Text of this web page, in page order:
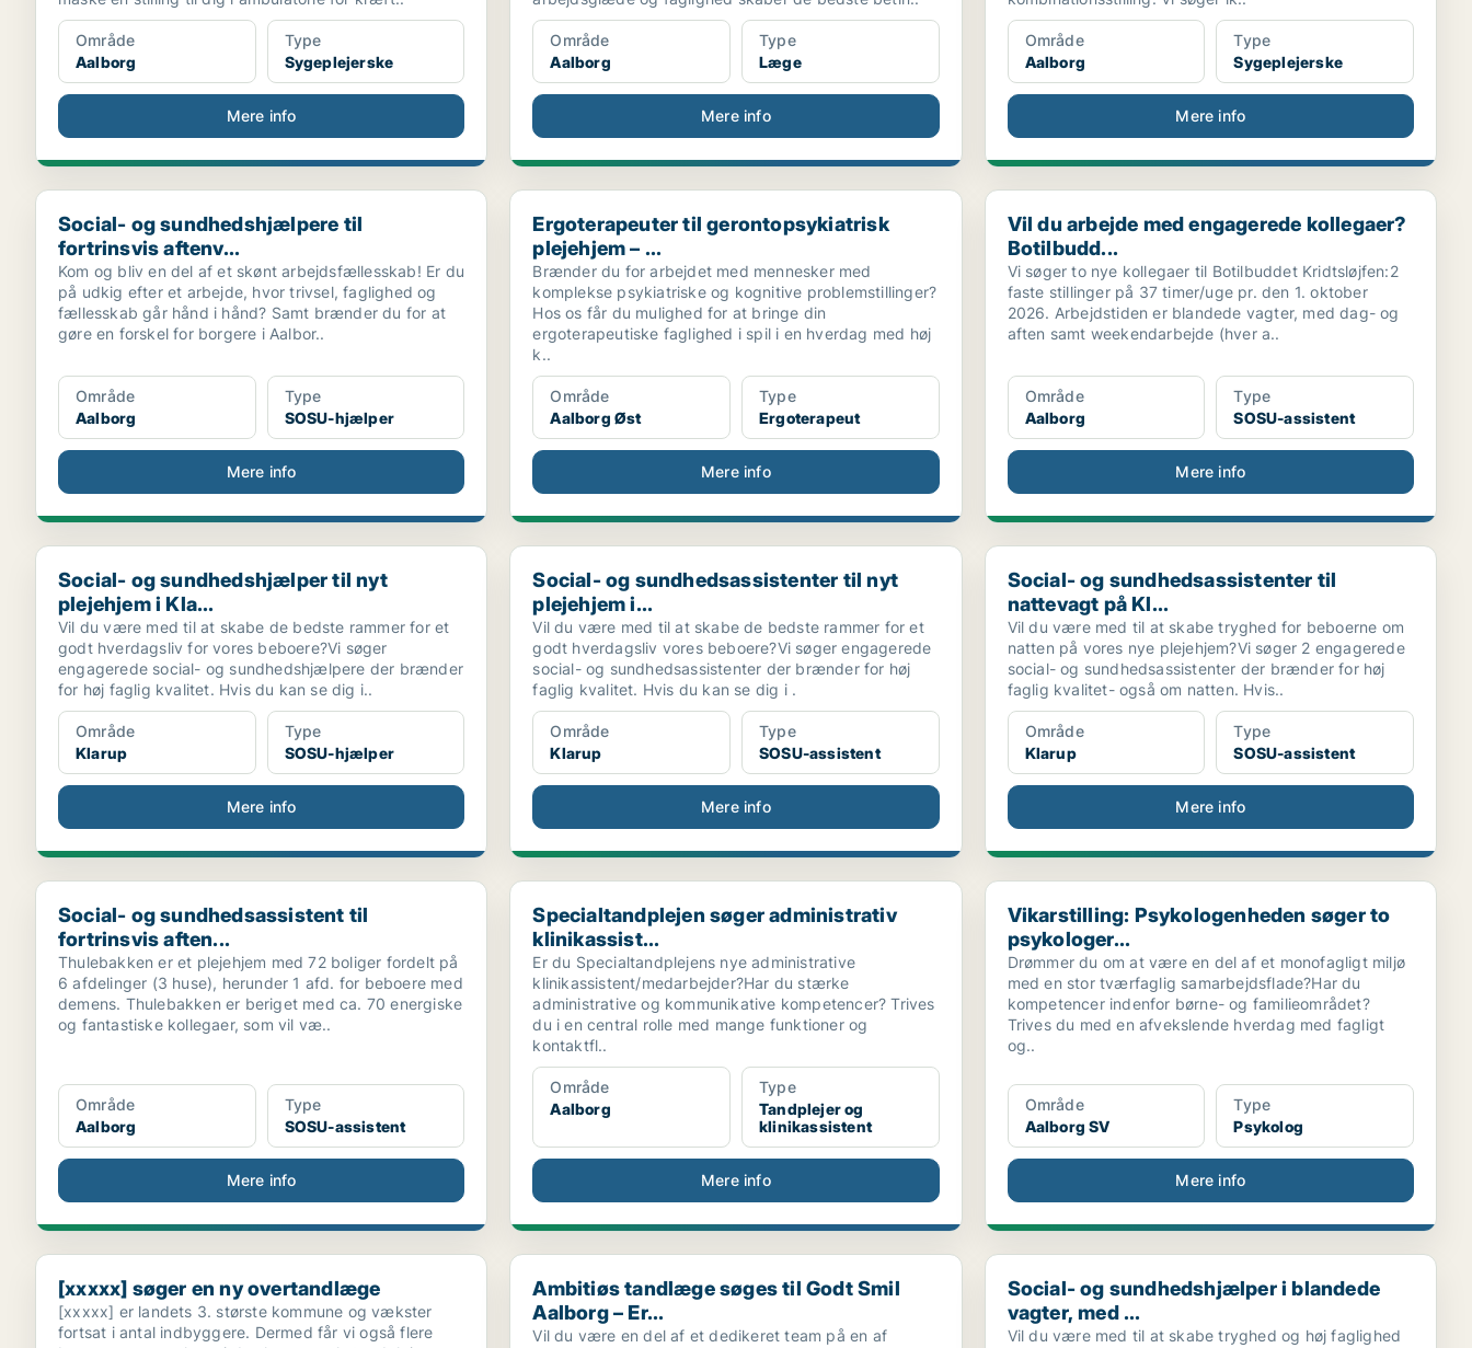
Område
Aalborg
Type
Sygeplejerske
Mere info
Område
Aalborg
Type
Læge
Mere info
Område
Aalborg
Type
Sygeplejerske
Mere info
Social- og sundhedshjælpere til fortrinsvis aftenv...
Social- og sundhedshjælpere til
fortrinsvis aftenv...
Kom og bliv en del af et skønt arbejdsfællesskab! Er du
på udkig efter et arbejde, hvor trivsel, faglighed og
fællesskab går hånd i hånd? Samt brænder du for at
gøre en forskel for borgere i Aalbor..
Område
Aalborg
Type
SOSU-hjælper
Mere info
Ergoterapeuter til gerontopsykiatrisk plejehjem – ...
Ergoterapeuter til gerontopsykiatrisk
plejehjem – ...
Brænder du for arbejdet med mennesker med
komplekse psykiatriske og kognitive problemstillinger?
Hos os får du mulighed for at bringe din
ergoterapeutiske faglighed i spil i en hverdag med høj
k..
Område
Aalborg Øst
Type
Ergoterapeut
Mere info
Vil du arbejde med engagerede kollegaer? Botilbudd...
Vil du arbejde med engagerede kollegaer?
Botilbudd...
Vi søger to nye kollegaer til Botilbuddet Kridtsløjfen:2
faste stillinger på 37 timer/uge pr. den 1. oktober
2026. Arbejdstiden er blandede vagter, med dag- og
aften samt weekendarbejde (hver a..
Område
Aalborg
Type
SOSU-assistent
Mere info
Social- og sundhedshjælper til nyt plejehjem i Kla...
Social- og sundhedshjælper til nyt
plejehjem i Kla...
Vil du være med til at skabe de bedste rammer for et
godt hverdagsliv for vores beboere?Vi søger
engagerede social- og sundhedshjælpere der brænder
for høj faglig kvalitet. Hvis du kan se dig i..
Område
Klarup
Type
SOSU-hjælper
Mere info
Social- og sundhedsassistenter til nyt plejehjem i...
Social- og sundhedsassistenter til nyt
plejehjem i...
Vil du være med til at skabe de bedste rammer for et
godt hverdagsliv vores beboere?Vi søger engagerede
social- og sundhedsassistenter der brænder for høj
faglig kvalitet. Hvis du kan se dig i .
Område
Klarup
Type
SOSU-assistent
Mere info
Social- og sundhedsassistenter til nattevagt på Kl...
Social- og sundhedsassistenter til
nattevagt på Kl...
Vil du være med til at skabe tryghed for beboerne om
natten på vores nye plejehjem?Vi søger 2 engagerede
social- og sundhedsassistenter der brænder for høj
faglig kvalitet- også om natten. Hvis..
Område
Klarup
Type
SOSU-assistent
Mere info
Social- og sundhedsassistent til fortrinsvis aften...
Social- og sundhedsassistent til
fortrinsvis aften...
Thulebakken er et plejehjem med 72 boliger fordelt på
6 afdelinger (3 huse), herunder 1 afd. for beboere med
demens. Thulebakken er beriget med ca. 70 energiske
og fantastiske kollegaer, som vil væ..
Område
Aalborg
Type
SOSU-assistent
Mere info
Specialtandplejen søger administrativ klinikassist...
Specialtandplejen søger administrativ
klinikassist...
Er du Specialtandplejens nye administrative
klinikassistent/medarbejder?Har du stærke
administrative og kommunikative kompetencer? Trives
du i en central rolle med mange funktioner og
kontaktfl..
Område
Aalborg
Type
Tandplejer og
klinikassistent
Mere info
Vikarstilling: Psykologenheden søger to psykologer...
Vikarstilling: Psykologenheden søger to
psykologer...
Drømmer du om at være en del af et monofagligt miljø
med en stor tværfaglig samarbejdsflade?Har du
kompetencer indenfor børne- og familieområdet?
Trives du med en afvekslende hverdag med fagligt
og..
Område
Aalborg SV
Type
Psykolog
Mere info
[xxxxx] søger en ny overtandlæge
[xxxxx] søger en ny overtandlæge
[xxxxx] er landets 3. største kommune og vækster
fortsat i antal indbyggere. Dermed får vi også flere
Ambitiøs tandlæge søges til Godt Smil Aalborg – Er...
Ambitiøs tandlæge søges til Godt Smil
Aalborg – Er...
Vil du være en del af et dedikeret team på en af
Social- og sundhedshjælper i blandede vagter, med ...
Social- og sundhedshjælper i blandede
vagter, med ...
Vil du være med til at skabe tryghed og høj faglighed